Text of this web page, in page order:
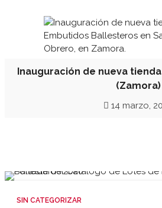
Inauguración de nueva
(Zamora)
14 marzo,
SIN CATEGORIZAR